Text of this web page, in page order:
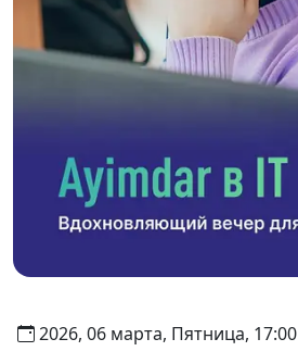
2026, 06 марта, Пятница, 17:00